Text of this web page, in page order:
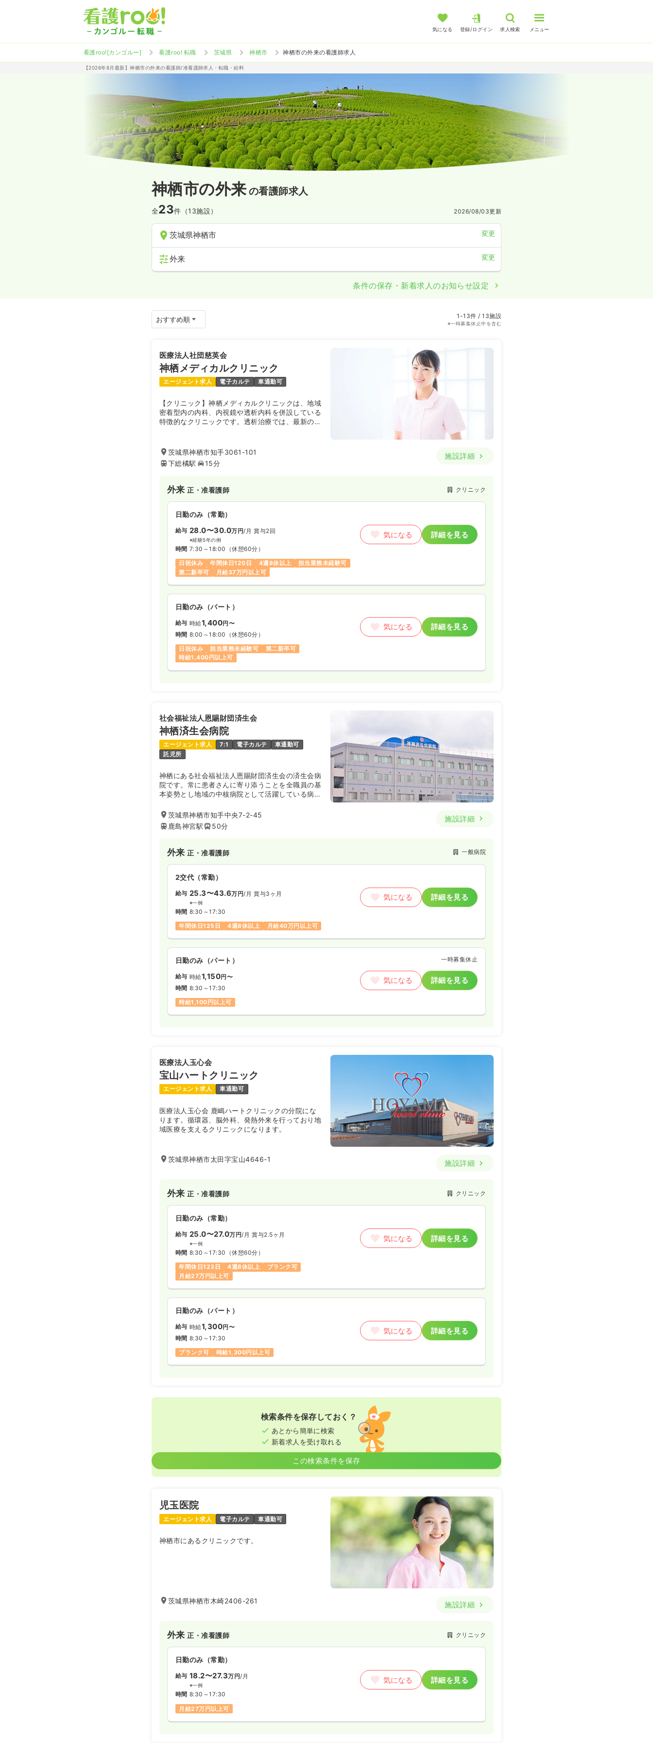
気になる 登録/ログイン 求人検索 メニュー
看護roo![カンゴルー] 看護roo! 転職 茨城県 神栖市 神栖市の外来の看護師求人
【2026年8月最新】神栖市の外来の看護師/准看護師求人・転職・給料
神栖市の外来の看護師求人
全23件（13施設） 2026/08/03更新
茨城県神栖市 変更
外来 変更
条件の保存・新着求人のお知らせ設定
1-13件 / 13施設
※一時募集休止中を含む
医療法人社団慈英会
神栖メディカルクリニック
エージェント求人 電子カルテ 車通勤可
【クリニック】神栖メディカルクリニックは、地域
密着型内の内科、内視鏡や透析内科を併設している
特徴的なクリニックです。透析治療では、最新の透
患者様一人ひとりに寄り添う事で信頼関係を築き、
最良な医療を提供するための努力をしています。
茨城県神栖市知手3061-101
下総橘駅
15分
施設詳細
外来正・准看護師 クリニック
日勤のみ（常勤）
給与 28.0〜30.0万円/月 賞与2回
※経験5年の例
時間 7:30～18:00 （休憩60分）
日祝休み
年間休日120日 4週8休以上
担当業務未経験可
第二新卒可
月給37万円以上可
気になる 詳細を見る
日勤のみ（パート）
給与 時給1,400円〜
時間 8:00～18:00 （休憩60分）
日祝休み
担当業務未経験可
第二新卒可
時給1,400円以上可
気になる 詳細を見る
社会福祉法人恩賜財団済生会
神栖済生会病院
エージェント求人 7:1 電子カルテ
車通勤可
託児所
神栖にある社会福祉法人恩賜財団済生会の済生会病
院です。常に患者さんに寄り添うことを全職員の基
本姿勢とし地域の中核病院として活躍している病院
茨城県神栖市知手中央7-2-45
鹿島神宮駅
50分
施設詳細
外来正・准看護師 一般病院
2交代（常勤）
給与 25.3〜43.6万円/月 賞与3ヶ月
※一例
時間 8:30～17:30
年間休日125日
4週8休以上 月給40万円以上可
気になる 詳細を見る
日勤のみ（パート） 一時募集休止
給与 時給1,150円〜
時間 8:30～17:30
時給1,100円以上可
気になる 詳細を見る
医療法人玉心会
宝山ハートクリニック
エージェント求人 車通勤可
医療法人玉心会 鹿嶋ハートクリニックの分院にな
ります。循環器、脳外科、発熱外来を行っており地
域医療を支えるクリニックになります。
茨城県神栖市太田字宝山4646-1 施設詳細
外来正・准看護師 クリニック
日勤のみ（常勤）
給与 25.0〜27.0万円/月 賞与2.5ヶ月
※一例
時間 8:30～17:30 （休憩60分）
年間休日123日
4週8休以上
ブランク可
月給27万円以上可
気になる 詳細を見る
日勤のみ（パート）
給与 時給1,300円〜
時間 8:30～17:30
ブランク可
時給1,300円以上可
気になる 詳細を見る
検索条件を保存しておく？
あとから簡単に検索
新着求人を受け取れる
この検索条件を保存
児玉医院
エージェント求人 電子カルテ 車通勤可
神栖市にあるクリニックです。
茨城県神栖市木崎2406-261 施設詳細
外来正・准看護師 クリニック
日勤のみ（常勤）
給与 18.2〜27.3万円/月
※一例
時間 8:30～17:30
月給27万円以上可
気になる 詳細を見る